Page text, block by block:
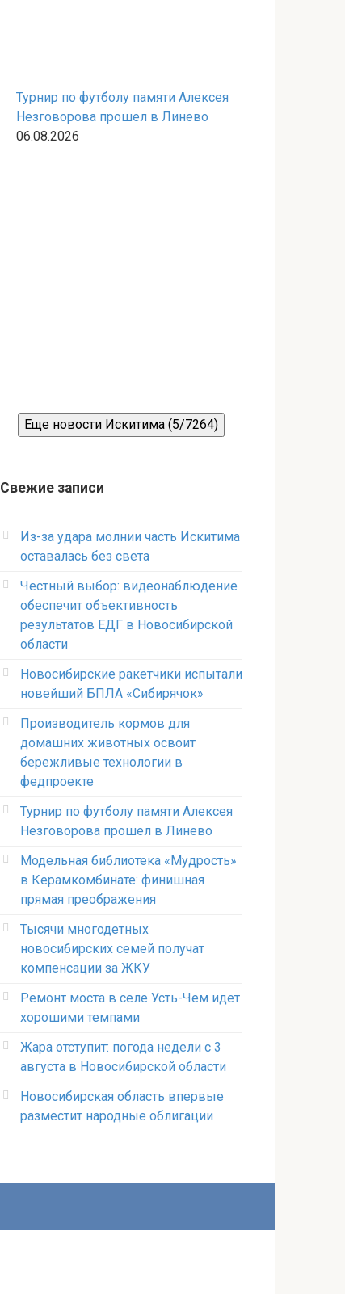
Турнир по футболу памяти Алексея
Незговорова прошел в Линево
06.08.2026
Еще новости Искитима (5/7264)
Свежие записи
Из-за удара молнии часть Искитима
оставалась без света
Честный выбор: видеонаблюдение
обеспечит объективность
результатов ЕДГ в Новосибирской
области
Новосибирские ракетчики испытали
новейший БПЛА «Сибирячок»
Производитель кормов для
домашних животных освоит
бережливые технологии в
федпроекте
Турнир по футболу памяти Алексея
Незговорова прошел в Линево
Модельная библиотека «Мудрость»
в Керамкомбинате: финишная
прямая преображения
Тысячи многодетных
новосибирских семей получат
компенсации за ЖКУ
Ремонт моста в селе Усть-Чем идет
хорошими темпами
Жара отступит: погода недели с 3
августа в Новосибирской области
Новосибирская область впервые
разместит народные облигации